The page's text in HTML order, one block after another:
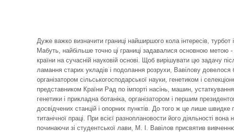
Дуже важко визначити границі найширшого кола інтересів, турбот
Мабуть, найбільше точно ці границі задавалися основною
країни на сучасній науковій основі. Щоб вирішувати цю задачу
ламання старих укладів і подолання розрухи, Вавілову
організатором сільськогосподарської науки, генетиком і
представником Країни Рад по імпорті насінь, машин,
генетики і прикладна ботаніка, організатором і першим
досвідчених станцій і опорних пунктів. До того ж це лише швидке
титанічної праці. При всієї разноплановости його діяльності вона
починаючи зі студентської лави, М. І. Вавілов присвятив